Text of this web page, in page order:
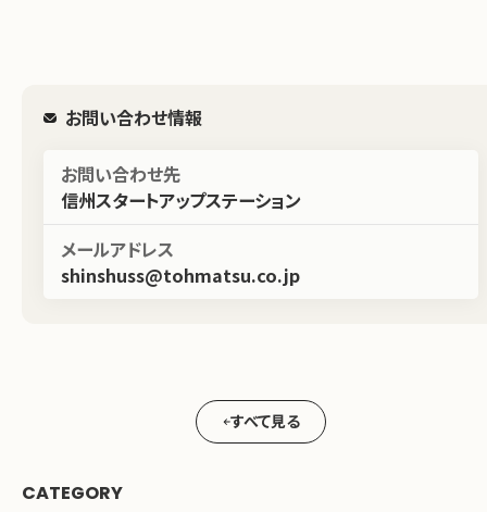
お問い合わせ情報
お問い合わせ先
信州スタートアップステーション
メールアドレス
shinshuss@tohmatsu.co.jp
すべて見る
CATEGORY